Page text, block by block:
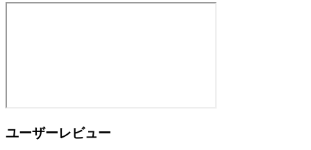
ユーザーレビュー